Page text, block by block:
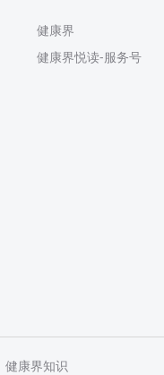
健康界
健康界悦读-服务号
健康界知识